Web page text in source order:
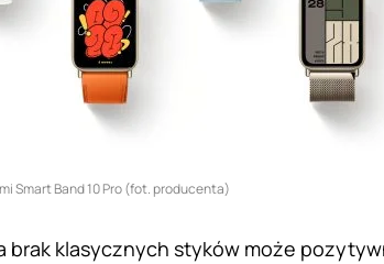
Smart Band 10 Pro (fot. producenta)
brak klasycznych styków może